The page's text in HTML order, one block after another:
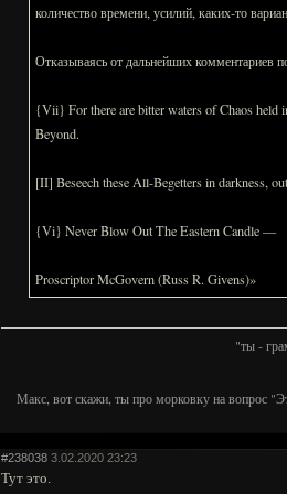
количество времени, усилий, каких-то
Отказываясь от дальнейших комментариев
{Vii} For there are bitter waters of Chaos held
Beyond.
[II] Beseech these All-Begetters in darkness,
{Vi} Never Blow Out The Eastern Candle —
Proscriptor McGovern (Russ R. Givens)»
"ты -
Макс, вот скажи, ты про морковку на вопрос
#238038 3.02.2020 23:23
Тут это.